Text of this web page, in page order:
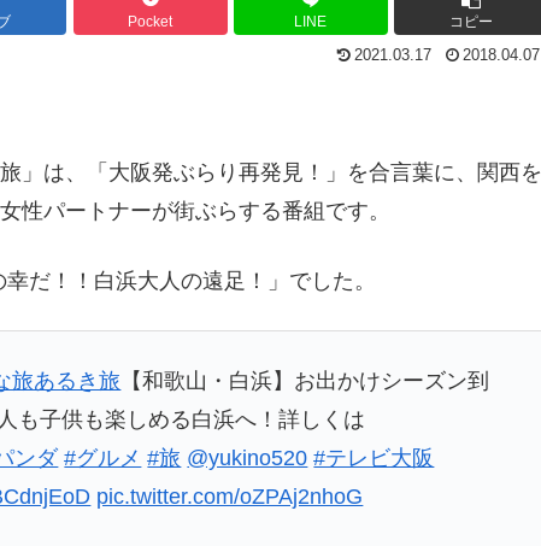
Pocket LINE コピー
2021.03.17 2018.04.07
」は、「大阪発ぶらり再発見！」を合言葉に、関西を
性パートナーが街ぶらする番組です。
だ！！白浜大人の遠足！」でした。
旅あるき旅 【和歌山・白浜】お出かけシーズン到
も子供も楽しめる白浜へ！詳しくは
ンダ #グルメ #旅 @yukino520 #テレビ大阪
pic.twitter.com/oZPAj2nhoG